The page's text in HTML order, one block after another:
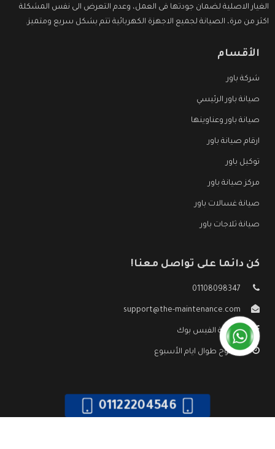
الغيار الاصلية لضمان جودتها فى العمل، وعدم التعرض الى نفس المشكلة
اكثر من مرة، الصيانة لجميع الاجهزة الكهربائية تتم بشكل سريع ومتميز.
الأقسام
شركة باور
صيانة باور الرئيسي
صيانة باور وعناوينها
ارقام صيانة باور
توكيل باور
مركز صيانة باور
صيانة غسالات باور
صيانة ثلاجات باور
كن دائما على تواصل معنا!
01108098347
support@the-maintenance.com
صفحة الفيس بوك
مفتوح طوال ايام الأسبوع
01122204546